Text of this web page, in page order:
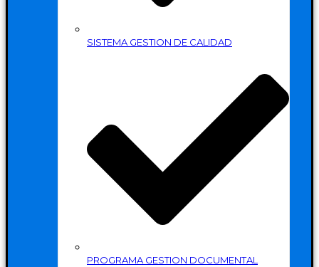
SISTEMA GESTION DE CALIDAD
PROGRAMA GESTION DOCUMENTAL